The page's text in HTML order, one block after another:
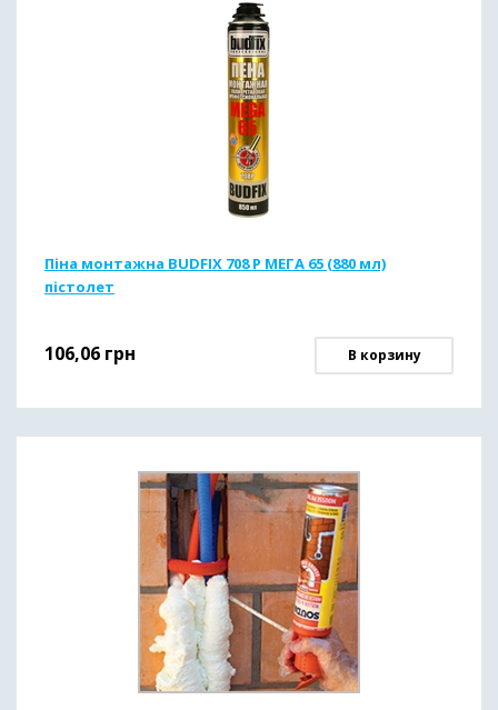
Піна монтажна BUDFIX 708 P МЕГА 65 (880 мл)
пістолет
106,06 грн В корзину